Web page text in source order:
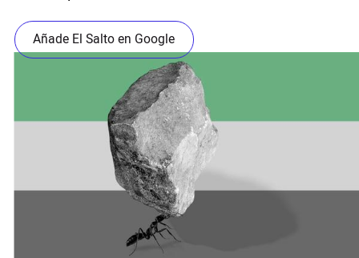
Añade El Salto en Google